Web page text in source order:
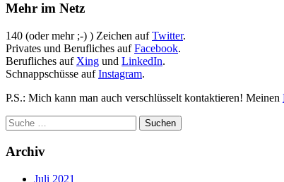
Mehr im Netz
140 (oder mehr ;-) ) Zeichen aufTwitter.
Privates und Berufliches aufFacebook.
Berufliches auf Xing und LinkedIn.
Schnappschüsse aufInstagram.
P.S.: Mich kann man auch verschlüsselt kontaktieren! Meinen
Archiv
Juli 2021